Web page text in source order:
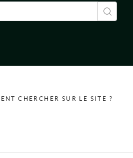
CHERCHER SUR LE SITE ?